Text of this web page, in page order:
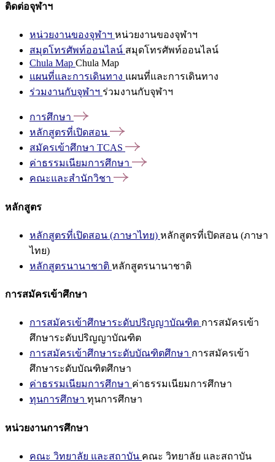
ติดต่อจุฬาฯ
หน่วยงานของจุฬาฯ หน่วยงานของจุฬาฯ
สมุดโทรศัพท์ออนไลน์ สมุดโทรศัพท์ออนไลน์
Chula Map Chula Map
แผนที่และการเดินทาง แผนที่และการเดินทาง
ร่วมงานกับจุฬาฯ ร่วมงานกับจุฬาฯ
การศึกษา
หลักสูตรที่เปิดสอน
สมัครเข้าศึกษา TCAS
ค่าธรรมเนียมการศึกษา
คณะและสำนักวิชา
หลักสูตร
หลักสูตรที่เปิดสอน (ภาษาไทย) หลักสูตรที่เปิดสอน (ภาษา
ไทย)
หลักสูตรนานาชาติ หลักสูตรนานาชาติ
การสมัครเข้าศึกษา
การสมัครเข้าศึกษาระดับปริญญาบัณฑิต การสมัครเข้า
ศึกษาระดับปริญญาบัณฑิต
การสมัครเข้าศึกษาระดับบัณฑิตศึกษา การสมัครเข้า
ศึกษาระดับบัณฑิตศึกษา
ค่าธรรมเนียมการศึกษา ค่าธรรมเนียมการศึกษา
ทุนการศึกษา ทุนการศึกษา
หน่วยงานการศึกษา
คณะ วิทยาลัย และสถาบัน คณะ วิทยาลัย และสถาบัน